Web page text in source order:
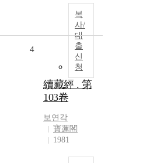
복
사/
대
출
신
청
4
續藏經 . 第
103卷
보연각
寶蓮閣
1981